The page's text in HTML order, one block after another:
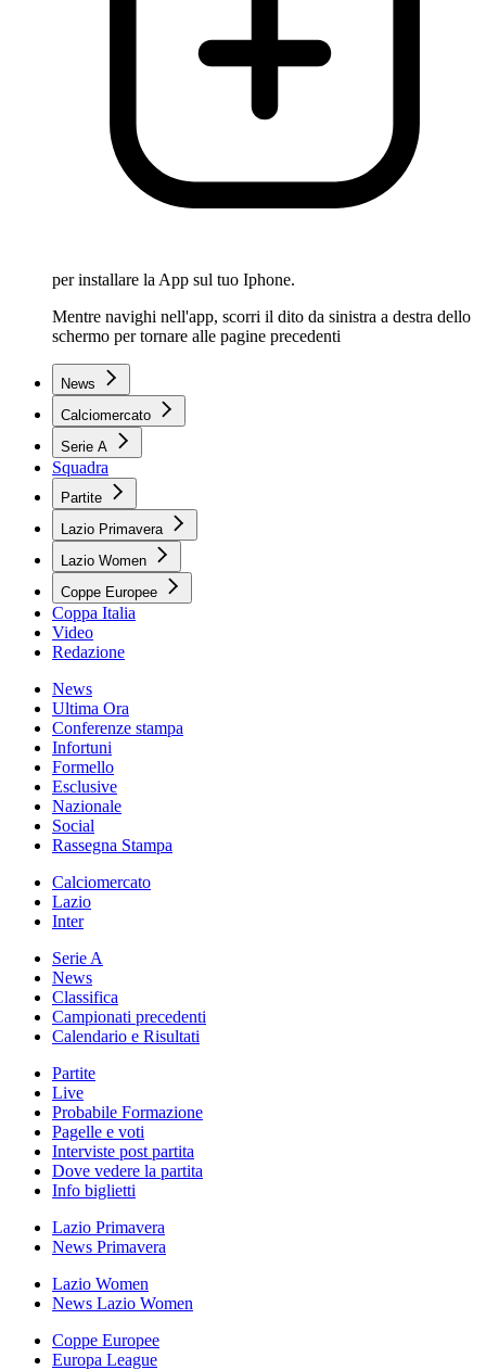
per installare la App sul tuo Iphone.
Mentre navighi nell'app, scorri il dito da sinistra a destra dello
schermo per tornare alle pagine precedenti
News
Calciomercato
Serie A
Squadra
Partite
Lazio Primavera
Lazio Women
Coppe Europee
Coppa Italia
Video
Redazione
News
Ultima Ora
Conferenze stampa
Infortuni
Formello
Esclusive
Nazionale
Social
Rassegna Stampa
Calciomercato
Lazio
Inter
Serie A
News
Classifica
Campionati precedenti
Calendario e Risultati
Partite
Live
Probabile Formazione
Pagelle e voti
Interviste post partita
Dove vedere la partita
Info biglietti
Lazio Primavera
News Primavera
Lazio Women
News Lazio Women
Coppe Europee
Europa League